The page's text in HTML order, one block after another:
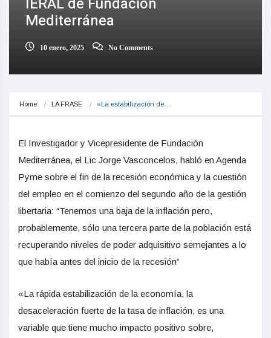
Mediterránea
10 enero, 2025 No Comments
Home LA FRASE «La estabilización de…
El Investigador y Vicepresidente de Fundación
Mediterránea, el Lic Jorge Vasconcelos, habló en Agenda
Pyme sobre el fin de la recesión económica y la cuestión
del empleo en el comienzo del segundo año de la gestión
libertaria: “Tenemos una baja de la inflación pero,
probablemente, sólo una tercera parte de la población está
recuperando niveles de poder adquisitivo semejantes a lo
que había antes del inicio de la recesión”
«La rápida estabilización de la economía, la
desaceleración fuerte de la tasa de inflación, es una
variable que tiene mucho impacto positivo sobre,